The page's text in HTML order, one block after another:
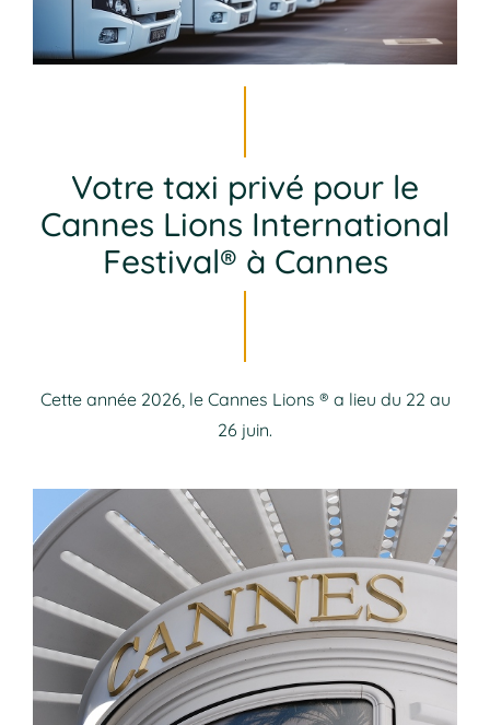
Votre taxi privé pour le
Cannes Lions International
Festival® à Cannes
Cette année 2026, le Cannes Lions ® a lieu du 22 au
26 juin.